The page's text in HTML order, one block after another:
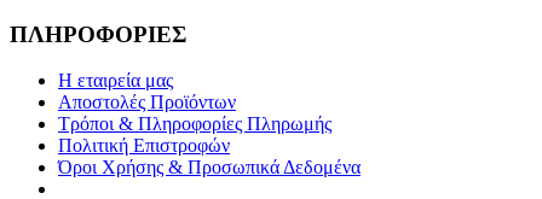
ΠΛΗΡΟΦΟΡΙΕΣ
Η εταιρεία μας
Αποστολές Προϊόντων
Τρόποι & Πληροφορίες Πληρωμής
Πολιτική Επιστροφών
Όροι Χρήσης & Προσωπικά Δεδομένα